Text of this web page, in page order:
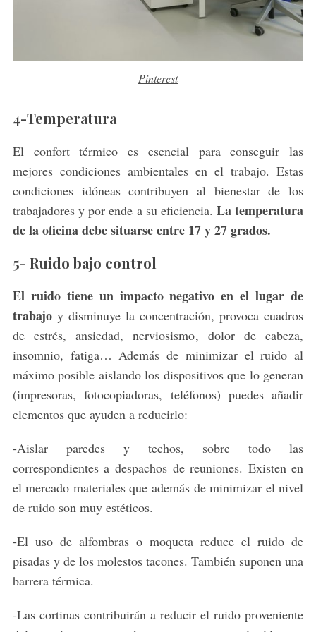
Pinterest
4-Temperatura
El confort térmico es esencial para conseguir las
mejores condiciones ambientales en el trabajo. Estas
condiciones idóneas contribuyen al bienestar de los
trabajadores y por ende a su eficiencia. La temperatura
de la oficina debe situarse entre 17 y 27 grados.
5- Ruido bajo control
El ruido tiene un impacto negativo en el lugar de
trabajoy disminuye la concentración, provoca cuadros
de estrés, ansiedad, nerviosismo, dolor de cabeza,
insomnio, fatiga… Además de minimizar el ruido al
máximo posible aislando los dispositivos que lo generan
(impresoras, fotocopiadoras, teléfonos) puedes añadir
elementos que ayuden a reducirlo:
-Aislar paredes y techos, sobre todo las
correspondientes a despachos de reuniones. Existen en
el mercado materiales que además de minimizar el nivel
de ruido son muy estéticos.
-El uso de alfombras o moqueta reduce el ruido de
pisadas y de los molestos tacones. También suponen una
barrera térmica.
-Las cortinas contribuirán a reducir el ruido proveniente